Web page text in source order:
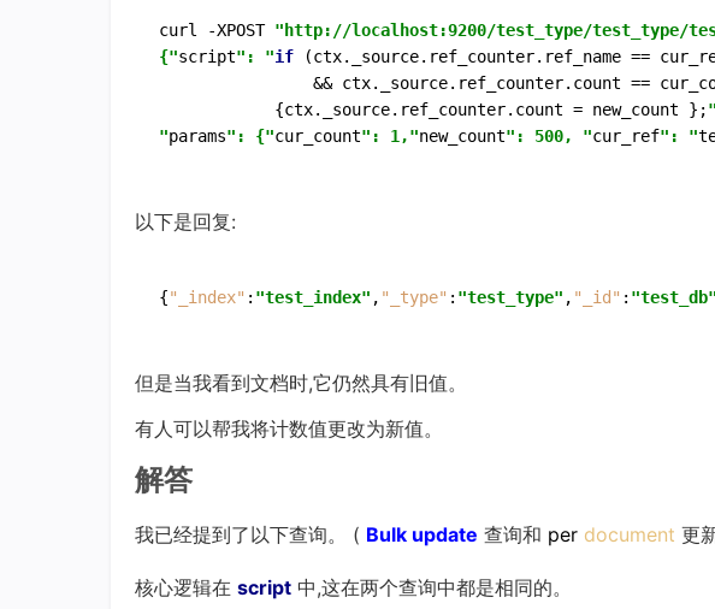
curl -XPOST "http://localhost:9200/test_type/test_type/
{"script": "if (ctx._source.ref_counter.ref_name ==
&& ctx._source.ref_counter.count ==
            {ctx._source.ref_counter.count = new_count };
"params": {"cur_count": 1,"new_count": 500, "cur_ref": "
以下是回复:
{"_index" : "test_index" , "_type" : "test_type" , "_id" : "test_db"
但是当我看到文档时,它仍然具有旧值。
有人可以帮我将计数值更改为新值。
解答
我已经提到了以下查询。 ( Bulk update 查询和 per document 更
核心逻辑在 script 中,这在两个查询中都是相同的。